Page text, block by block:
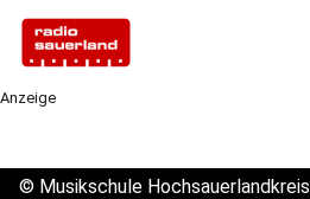
Anzeige
© Musikschule Hochsauerlandkreis